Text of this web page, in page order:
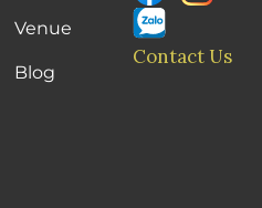
Venue
Blog
Contact Us